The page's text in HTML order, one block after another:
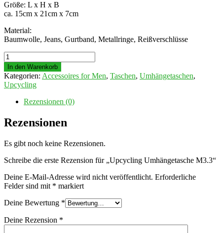
Größe: L x H x B
ca. 15cm x 21cm x 7cm
Material:
Baumwolle, Jeans, Gurtband, Metallringe, Reißverschlüsse
Upcycling
Umhängetasche
M3.3
Menge
In den Warenkorb
Kategorien: Accessoires for Men, Taschen, Umhängetaschen,
Upcycling
Rezensionen (0)
Rezensionen
Es gibt noch keine Rezensionen.
Schreibe die erste Rezension für „Upcycling Umhängetasche M3.3“
Deine E-Mail-Adresse wird nicht veröffentlicht. Erforderliche
Felder sind mit * markiert
Deine Bewertung *
Deine Rezension *